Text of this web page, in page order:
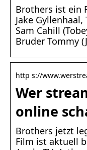
Brothers ist ein
Jake
Sam Cahill
Bruder Tommy
http s://
Wer
online
Brothers jetzt
Film ist aktuell